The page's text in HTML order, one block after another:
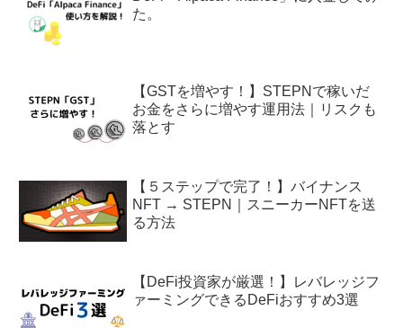
た。
【GSTを増やす！】STEPNで稼いだ
お金をさらに増やす運用法｜リスクも
落とす
【５ステップで完了！】バイナンス
NFT → STEPN｜スニーカーNFTを送
る方法
【DeFi投資家が厳選！】レバレッジフ
ァーミングできるDeFiおすすめ3選